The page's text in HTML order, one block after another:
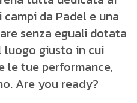
da Padel e una
senza eguali dotata
giusto in cui
le tue performance,
Are you ready?